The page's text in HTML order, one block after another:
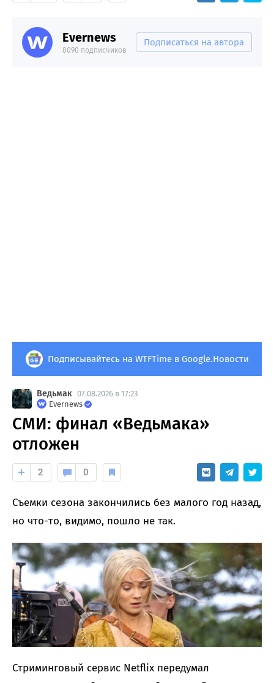
Evernews
8090 подписчиков
Подписаться на автора
Подписывайтесь на WTFTime в Google.Новости
Ведьмак 07.08.2026 в 17:23
Evernews
СМИ: финал «Ведьмака»
отложен
2 0
Съемки сезона закончились без малого год назад,
но что-то, видимо, пошло не так.
Стриминговый сервис Netflix передумал